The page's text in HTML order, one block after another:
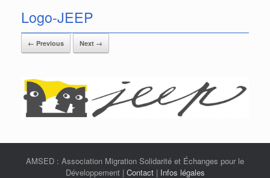
Logo-JEEP
← Previous Next →
AMSED : Association Migration Solidarité et Échanges pour le
Développement | Contact| Infos légales